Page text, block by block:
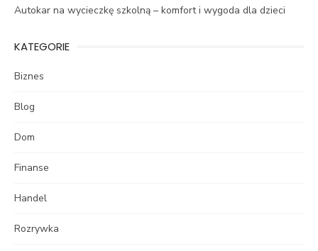
Autokar na wycieczkę szkolną – komfort i wygoda dla dzieci
KATEGORIE
Biznes
Blog
Dom
Finanse
Handel
Rozrywka